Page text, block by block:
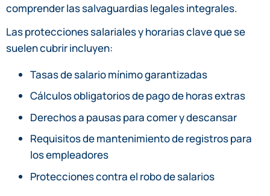
comprender las salvaguardias legales integrales.
Las protecciones salariales y horarias clave que se
suelen cubrir incluyen:
Tasas de salario mínimo garantizadas
Cálculos obligatorios de pago de horas extras
Derechos a pausas para comer y descansar
Requisitos de mantenimiento de registros para
los empleadores
Protecciones contra el robo de salarios